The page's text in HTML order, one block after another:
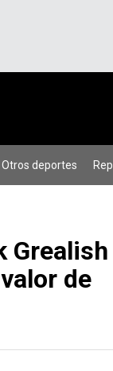
Otros deportes
Grealish
de